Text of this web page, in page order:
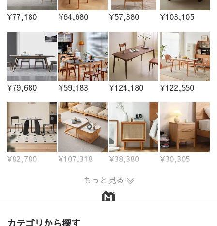
¥77,180 ¥64,680 ¥57,380 ¥103,105
¥79,680 ¥59,183 ¥124,180 ¥122,550
¥82,780 ¥107,318 ¥38,380
¥30,305
もっと見る
カテゴリから探す